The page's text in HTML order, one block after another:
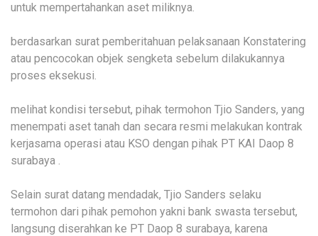
untuk mempertahankan aset miliknya.
berdasarkan surat pemberitahuan pelaksanaan Konstatering
atau pencocokan objek sengketa sebelum dilakukannya
proses eksekusi.
melihat kondisi tersebut, pihak termohon Tjio Sanders, yang
menempati aset tanah dan secara resmi melakukan kontrak
kerjasama operasi atau KSO dengan pihak PT KAI Daop 8
surabaya .
Selain surat datang mendadak, Tjio Sanders selaku
termohon dari pihak pemohon yakni bank swasta tersebut,
langsung diserahkan ke PT Daop 8 surabaya, karena